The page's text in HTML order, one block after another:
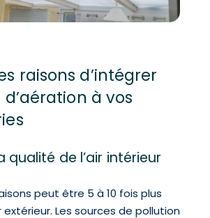
raisons d’intégrer
à vos
qualité de l’air intérieur
peut être 5 à 10 fois plus
extérieur. Les sources de pollution